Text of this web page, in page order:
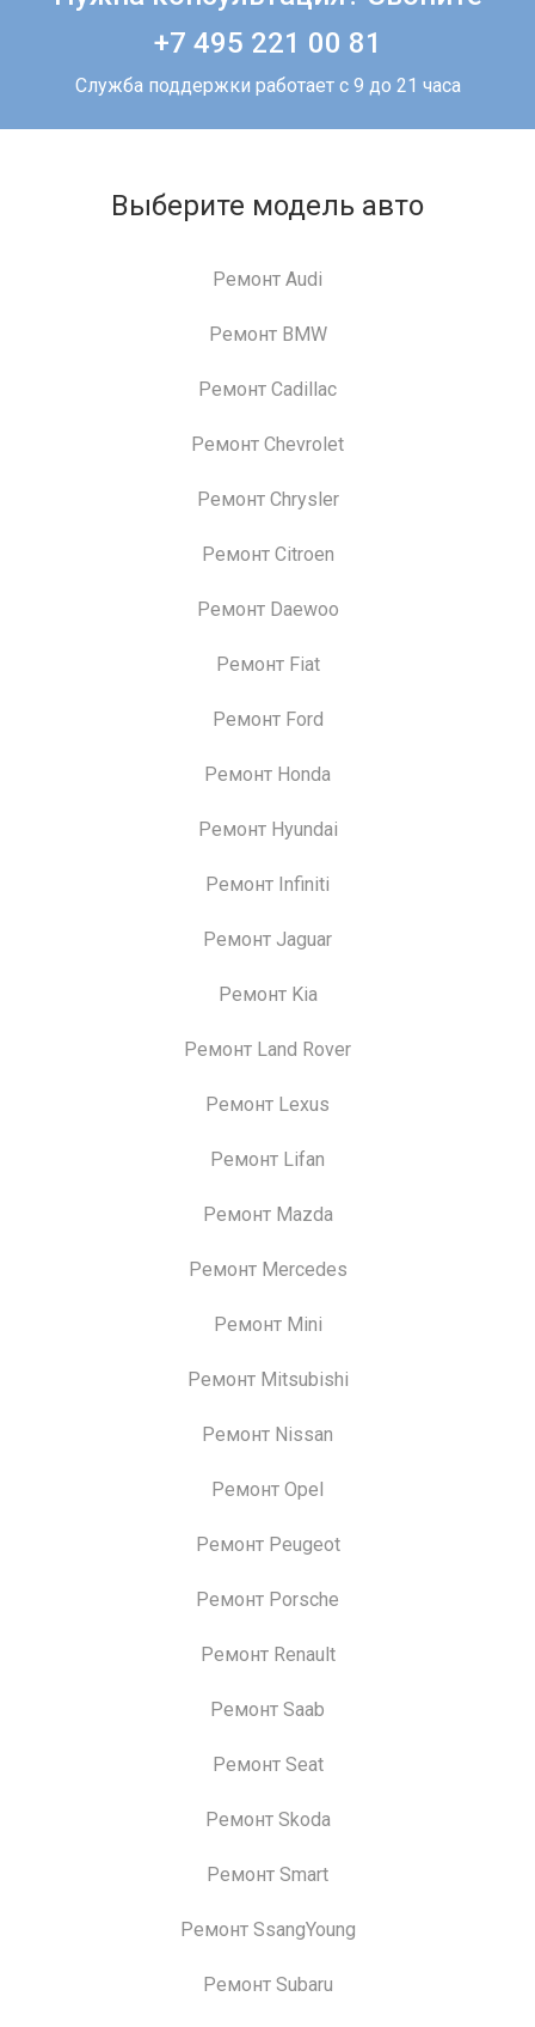
+7 495 221 00 81
Служба поддержки работает с 9 до 21 часа
Выберите модель авто
Ремонт Audi
Ремонт BMW
Ремонт Cadillac
Ремонт Chevrolet
Ремонт Chrysler
Ремонт Citroen
Ремонт Daewoo
Ремонт Fiat
Ремонт Ford
Ремонт Honda
Ремонт Hyundai
Ремонт Infiniti
Ремонт Jaguar
Ремонт Kia
Ремонт Land Rover
Ремонт Lexus
Ремонт Lifan
Ремонт Mazda
Ремонт Mercedes
Ремонт Mini
Ремонт Mitsubishi
Ремонт Nissan
Ремонт Opel
Ремонт Peugeot
Ремонт Porsche
Ремонт Renault
Ремонт Saab
Ремонт Seat
Ремонт Skoda
Ремонт Smart
Ремонт SsangYoung
Ремонт Subaru